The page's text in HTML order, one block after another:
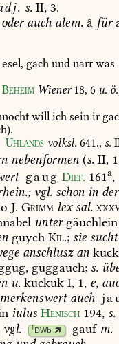
s. II, 3.
oderauch alem. â für
esel, gach und narr was
Beheim Wiener 18, 6 u.
willich sein ir
Uhlands volksl. 641., s.
nebenformen (s. II,
gaug Dief. 161a,
vgl. schon in der
J. Grimm lexsal.
untergäuchlein
guych Kil.; sie sucht
anschluszan
guggauch; s.
u. kuckuk I, 1, e,
auch
iulus Henisch 194, s.
vgl. 1DWb gauf m.